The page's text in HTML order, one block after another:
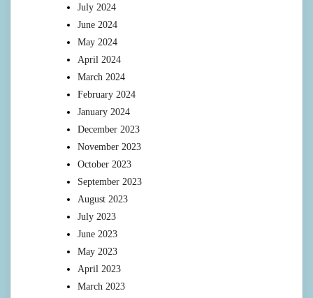
July 2024
June 2024
May 2024
April 2024
March 2024
February 2024
January 2024
December 2023
November 2023
October 2023
September 2023
August 2023
July 2023
June 2023
May 2023
April 2023
March 2023